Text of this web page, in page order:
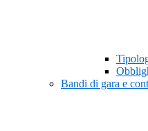
Bandi di gara e